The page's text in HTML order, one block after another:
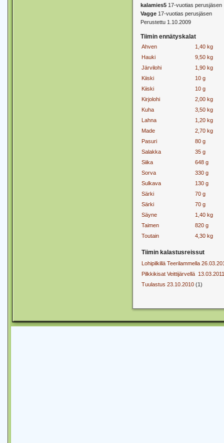
kalamies5 17-vuotias perusjäsen
Vagge 17-vuotias perusjäsen
Perustettu 1.10.2009
Tiimin ennätyskalat
Ahven
1,40 kg
Hauki
9,50 kg
Järvilohi
1,90 kg
Kiiski
10 g
Kiiski
10 g
Kirjolohi
2,00 kg
Kuha
3,50 kg
Lahna
1,20 kg
Made
2,70 kg
Pasuri
80 g
Salakka
35 g
Siika
648 g
Sorva
330 g
Sulkava
130 g
Särki
70 g
Särki
70 g
Säyne
1,40 kg
Taimen
820 g
Toutain
4,30 kg
Tiimin kalastusreissut
Lohipilkillä Teerilammella
Pilkkikisat Veittijärvellä 13.03.2011
Tuulastus 23.10.2010 (1)